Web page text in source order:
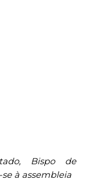
Bispo de
à assembleia